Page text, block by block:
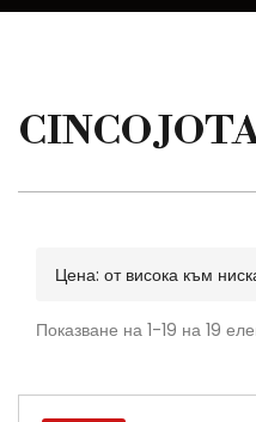
CINCO
Цена: от висока към
Показване на 1-19 на 19